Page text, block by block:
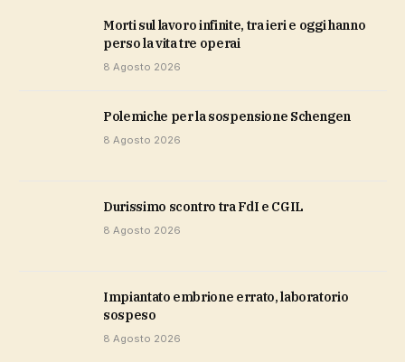
Morti sul lavoro infinite, tra ieri e oggi hanno
perso la vita tre operai
8 Agosto 2026
polemiche per la sospensione Schengen
8 Agosto 2026
durissimo scontro tra FdI e CGIL
8 Agosto 2026
impiantato embrione errato, laboratorio
sospeso
8 Agosto 2026